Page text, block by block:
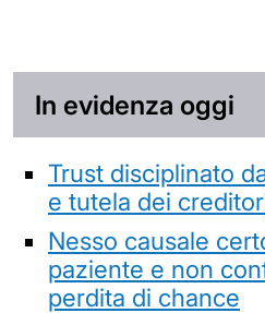
In evidenza oggi
Trust disciplinato
e tutela dei
Nesso causale
paziente e non
perdita di chance